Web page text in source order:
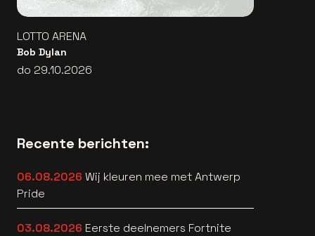
LOTTO ARENA
Bob Dylan
do 29.10.2026
Recente berichten:
06.08.2026 Wij kleuren mee met Antwerp
Pride
03.08.2026 Eerste deelnemers Fortnite